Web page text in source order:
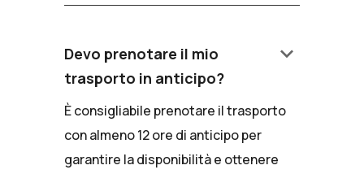
Devo prenotare il mio
trasporto in anticipo?
keyboard_arrow_down
È consigliabile prenotare il trasporto
con almeno 12 ore di anticipo per
garantire la disponibilità e ottenere